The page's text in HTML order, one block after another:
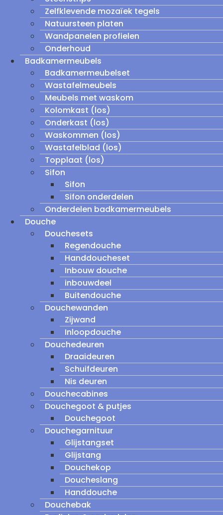
Zelfklevende mozaïek tegels
Natuursteen platen
Wandpanelen profielen
Onderhoud
Badkamermeubels
Badkamermeubelset
Wastafelmeubels
Meubels met waskom
Kolomkast (los)
Onderkast (los)
Waskommen (los)
Wastafelblad (los)
Topplaat (los)
Sifon
Sifon
Sifon onderdelen
Onderdelen badkamermeubels
Douche
Douchesets
Regendouche
Handdoucheset
Inbouw douche
inbouwdeel
Buitendouche
Douchewanden
Zijwand
Inloopdouche
Douchedeuren
Draaideuren
Schuifdeuren
Nis deuren
Douchecabines
Douchegoot & putjes
Douchegoot
Douchegarnituur
Glijstangset
Glijstang
Douchekop
Doucheslang
Handdouche
Douchebak